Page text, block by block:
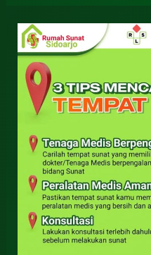
0812.3262.068
//
RUMAH
SUNAT
SIDOARJO
METODE
SUNAT
DEWASA
TANPA
LIBUR
KERJA